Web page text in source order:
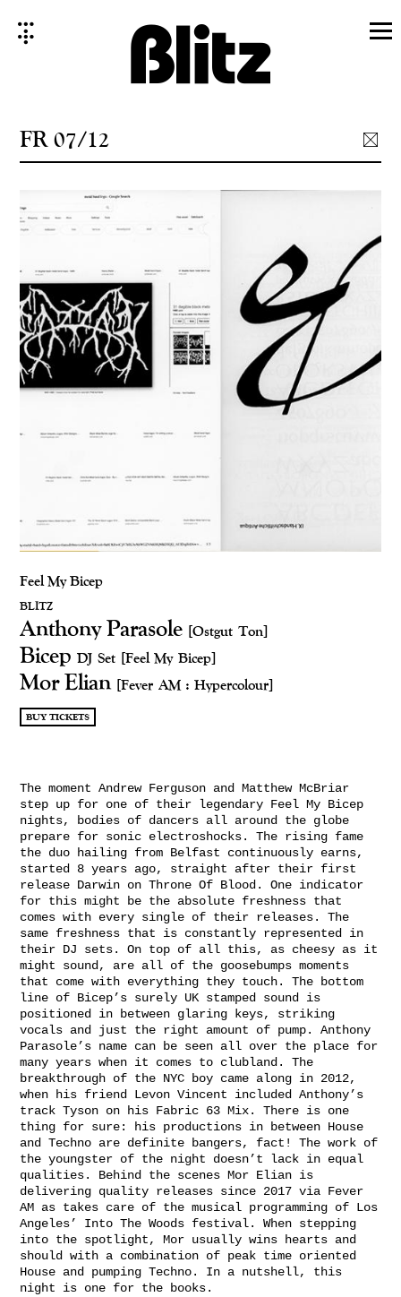
FR 07/12
Feel My Bicep
BLITZ
Anthony Parasole [Ostgut Ton]
Bicep DJ Set [Feel My Bicep]
Mor Elian [Fever AM : Hypercolour]
BUY TICKETS
The moment Andrew Ferguson and Matthew McBriar
step up for one of their legendary Feel My Bicep
nights, bodies of dancers all around the globe
prepare for sonic electroshocks. The rising fame
the duo hailing from Belfast continuously earns,
started 8 years ago, straight after their first
release Darwin on Throne Of Blood. One indicator
for this might be the absolute freshness that
comes with every single of their releases. The
same freshness that is constantly represented in
their DJ sets. On top of all this, as cheesy as it
might sound, are all of the goosebumps moments
that come with everything they touch. The bottom
line of Bicep’s surely UK stamped sound is
positioned in between glaring keys, striking
vocals and just the right amount of pump. Anthony
Parasole’s name can be seen all over the place for
many years when it comes to clubland. The
breakthrough of the NYC boy came along in 2012,
when his friend Levon Vincent included Anthony’s
track Tyson on his Fabric 63 Mix. There is one
thing for sure: his productions in between House
and Techno are definite bangers, fact! The work of
the youngster of the night doesn’t lack in equal
qualities. Behind the scenes Mor Elian is
delivering quality releases since 2017 via Fever
AM as takes care of the musical programming of Los
Angeles’ Into The Woods festival. When stepping
into the spotlight, Mor usually wins hearts and
should with a combination of peak time oriented
House and pumping Techno. In a nutshell, this
night is one for the books.